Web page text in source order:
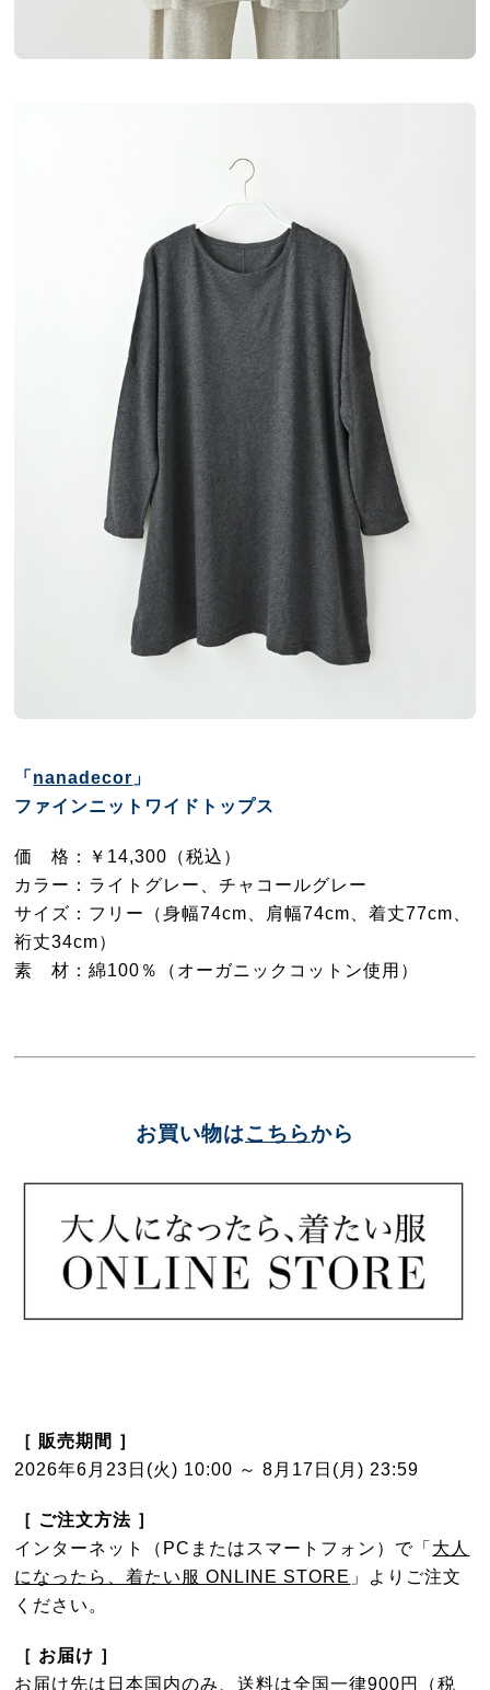
「nanadecor 」
ファインニットワイドトップス
価 格：￥14,300（税込）
カラー：ライトグレー、チャコールグレー
サイズ：フリー（身幅74cm、肩幅74cm、着丈77cm、
裄丈34cm）
素 材：綿100％（オーガニックコットン使用）
お買い物はこちらから
［ 販売期間 ］
2026年6月23日(火) 10:00 ～ 8月17日(月) 23:59
［ ご注文方法 ］
インターネット（PCまたはスマートフォン）で「 大人
になったら、着たい服 ONLINE STORE 」よりご注文
ください。
［ お届け ］
お届け先は日本国内のみ、送料は全国一律900円（税